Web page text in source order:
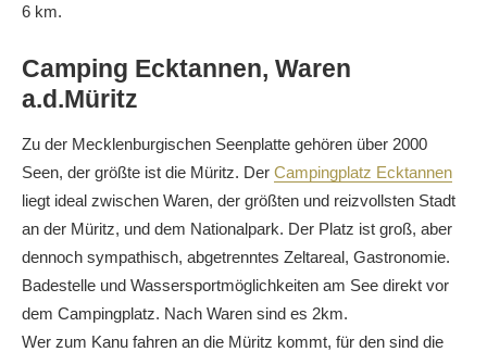
6 km.
Camping Ecktannen, Waren
a.d.Müritz
Zu der Mecklenburgischen Seenplatte gehören über 2000
Seen, der größte ist die Müritz. Der Campingplatz Ecktannen
liegt ideal zwischen Waren, der größten und reizvollsten Stadt
an der Müritz, und dem Nationalpark. Der Platz ist groß, aber
dennoch sympathisch, abgetrenntes Zeltareal, Gastronomie.
Badestelle und Wassersportmöglichkeiten am See direkt vor
dem Campingplatz. Nach Waren sind es 2km.
Wer zum Kanu fahren an die Müritz kommt, für den sind die